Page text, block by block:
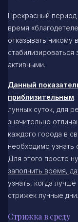
Прекрасный период
время
отказывать
активными.
Данный
приблизительным.
лунных суток, для
значительно
каждого города в
необходимо узнать
Для этого просто
заполнить время,
узнать, когда
стрижек лунные дни.
Стрижка в среду